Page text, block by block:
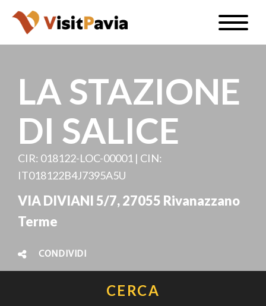
Salta
contenuto
Toggle
IT
#visitpavia
LA STAZIONE
DI SALICE
CIR: 018122-LOC-00001 | CIN:
IT018122B4J7395A5U
VIA DIVIANI 5/7, 27055 Rivanazzano
Terme
CONDIVIDI
CERCA